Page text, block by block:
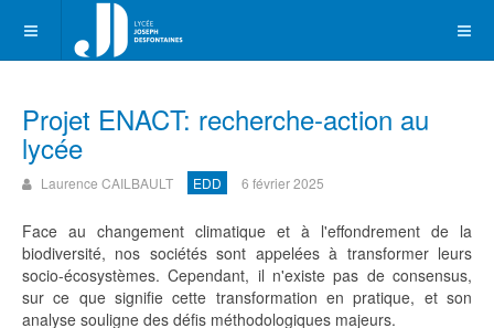
Projet ENACT: recherche-action au
lycée
Laurence CAILBAULT EDD 6 février 2025
Face au changement climatique et à l'effondrement de la
biodiversité, nos sociétés sont appelées à transformer leurs
socio-écosystèmes. Cependant, il n'existe pas de consensus,
sur ce que signifie cette transformation en pratique, et son
analyse souligne des défis méthodologiques majeurs.